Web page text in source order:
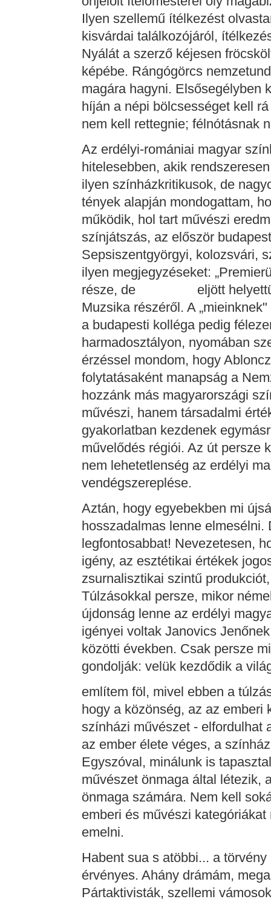
Ilyen szellemű ítélkezést
kisvárdai találkozójáról,
Nyálát a szerző kéjesen
képébe. Rángógörcs
magára hagyni. Elsősegélyben
híján a népi bölcsességet kell
nem kell rettegnie; félnótásnak
Az erdélyi-romániai magyar
hitelesebben, akik
ilyen színházkritikusok, de
tények alapján mondogattam,
működik, hol tart művészi
színjátszás, az először
Sepsiszentgyörgyi, kolozsvári,
ilyen megjegyzéseket:
része, de eljött helyettük
Muzsika részéről. A
a budapesti kolléga pedig
harmadosztályon, nyomában
érzéssel mondom, hogy
folytatásaként manapság a
hozzánk más magyarországi
művészi, hanem társadalmi
gyakorlatban kezdenek
művelődés régiói. Az út persze
nem lehetetlenség az erdélyi
vendégszereplése.
Aztán, hogy egyebekben mi
hosszadalmas lenne
legfontosabbat! Nevezetesen,
igény, az esztétikai értékek
zsurnalisztikai szintű
Túlzásokkal persze, mikor
újdonság lenne az erdélyi
igényei voltak Janovics
közötti években. Csak persze
gondolják: velük kezdődik a
említem föl, mivel ebben a
hogy a közönség, az az emberi
színházi művészet - elfordulhat
az ember élete véges, a
Egyszóval, minálunk is
művészet önmaga által létezik,
önmaga számára. Nem kell
emberi és művészi
emelni.
Habent sua s atöbbi... a
érvényes. Ahány drámám,
Pártaktivisták, szellemi